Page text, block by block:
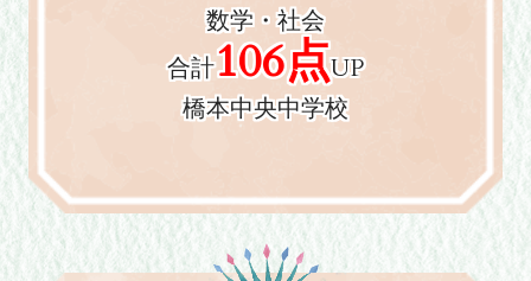
数学・社会
合計106点UP
橋本中央中学校